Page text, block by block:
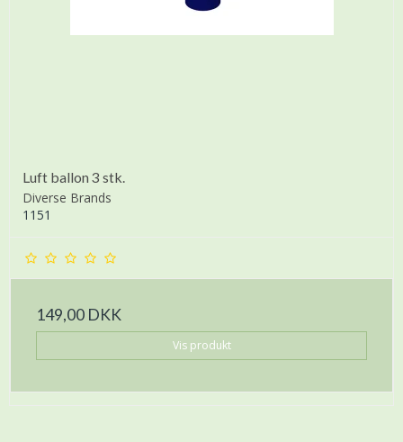
Luft ballon 3 stk.
Diverse Brands
1151
149,00 DKK
Vis produkt